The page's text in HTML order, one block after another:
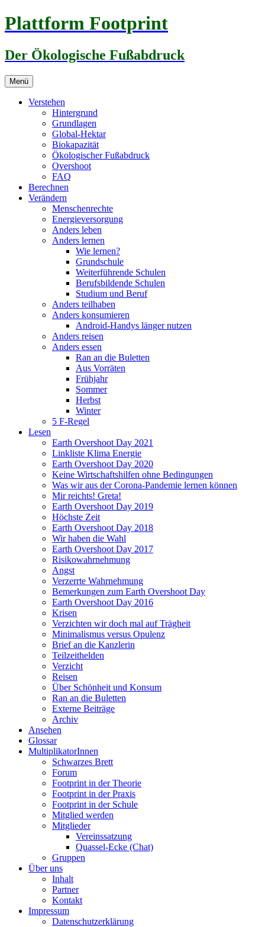
Zum
Inhalt
Plattform Footprint
Der Ökologische Fußabdruck
Menü
Verstehen
Hintergrund
Grundlagen
Global-Hektar
Biokapazität
Ökologischer Fußabdruck
Overshoot
FAQ
Berechnen
Verändern
Menschenrechte
Energieversorgung
Anders leben
Anders lernen
Wie lernen?
Grundschule
Weiterführende Schulen
Berufsbildende Schulen
Studium und Beruf
Anders teilhaben
Anders konsumieren
Android-Handys länger nutzen
Anders reisen
Anders essen
Ran an die Buletten
Aus Vorräten
Frühjahr
Sommer
Herbst
Winter
5 F-Regel
Lesen
Earth Overshoot Day 2021
Linkliste Klima Energie
Earth Overshoot Day 2020
Keine Wirtschaftshilfen ohne Bedingungen
Was wir aus der Corona-Pandemie lernen können
Mir reichts! Greta!
Earth Overshoot Day 2019
Höchste Zeit
Earth Overshoot Day 2018
Wir haben die Wahl
Earth Overshoot Day 2017
Risikowahrnehmung
Angst
Verzerrte Wahrnehmung
Bemerkungen zum Earth Overshoot Day
Earth Overshoot Day 2016
Krisen
Verzichten wir doch mal auf Trägheit
Minimalismus versus Opulenz
Brief an die Kanzlerin
Teilzeithelden
Verzicht
Reisen
Über Schönheit und Konsum
Ran an die Buletten
Externe Beiträge
Archiv
Ansehen
Glossar
MultiplikatorInnen
Schwarzes Brett
Forum
Footprint in der Theorie
Footprint in der Praxis
Footprint in der Schule
Mitglied werden
Mitglieder
Vereinssatzung
Quassel-Ecke (Chat)
Gruppen
Über uns
Inhalt
Partner
Kontakt
Impressum
Datenschutzerklärung